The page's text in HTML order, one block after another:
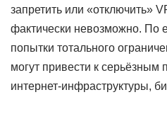
запретить или «отключить»
фактически невозможно. По
попытки тотального
могут привести к серьёзным
интернет-инфраструктуры,